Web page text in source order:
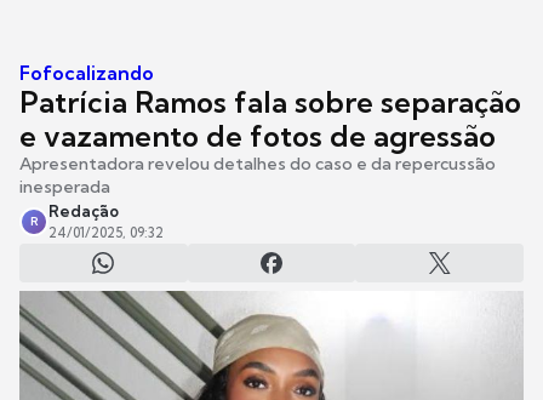
Fofocalizando
Patrícia Ramos fala sobre separação
e vazamento de fotos de agressão
Apresentadora revelou detalhes do caso e da repercussão
inesperada
R
Redação
24/01/2025, 09:32